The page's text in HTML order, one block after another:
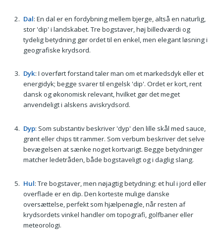
Dal: En dal er en fordybning mellem bjerge, altså en naturlig,
stor 'dip' i landskabet. Tre bogstaver, høj billedværdi og
tydelig betydning gør ordet til en enkel, men elegant løsning i
geografiske krydsord.
Dyk: I overført forstand taler man om et markedsdyk eller et
energidyk; begge svarer til engelsk 'dip'. Ordet er kort, rent
dansk og økonomisk relevant, hvilket gør det meget
anvendeligt i alskens aviskrydsord.
Dyp: Som substantiv beskriver 'dyp' den lille skål med sauce,
grønt eller chips tit rammer. Som verbum beskriver det selve
bevægelsen at sænke noget kortvarigt. Begge betydninger
matcher ledetråden, både bogstaveligt og i daglig slang.
Hul: Tre bogstaver, men nøjagtig betydning: et hul i jord eller
overflade er en dip. Den korteste mulige danske
oversættelse, perfekt som hjælpenøgle, når resten af
krydsordets vinkel handler om topografi, golfbaner eller
meteorologi.